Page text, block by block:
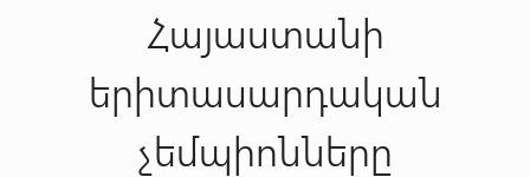
Հայաստանի
երիտասարդական
չեմպիոնները